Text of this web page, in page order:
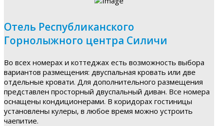
Отель Республиканского
Горнолыжного центра Силичи
Во всех номерах и коттеджах есть возможность выбора
вариантов размещения: двуспальная кровать или две
отдельные кровати. Для дополнительного размещения
представлен просторный двуспальный диван. Все номера
оснащены кондиционерами. В коридорах гостиницы
установлены кулеры, в любое время можно устроить
чаепитие.